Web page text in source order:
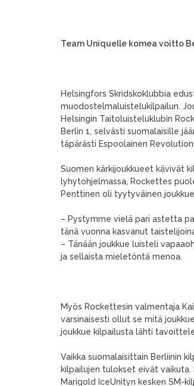
Team Uniquelle komea voitto
Helsingfors Skridskoklubbia
muodostelmaluistelukilpailun.
Helsingin Taitoluisteluklubin
Berlin 1, selvästi suomalaisille
täpärästi Espoolainen
Suomen kärkijoukkueet kävivät
lyhytohjelmassa, Rockettes
Penttinen oli tyytyväinen
– Pystymme vielä pari astetta
tänä vuonna kasvanut
– Tänään joukkue luisteli
ja sellaista mieletöntä menoa.
Myös Rockettesin valmentaja
varsinaisesti ollut se mitä
joukkue kilpailusta lähti
Vaikka suomalaisittain Berliinin
kilpailujen tulokset eivät vaikuta.
Marigold IceUnityn kesken SM-